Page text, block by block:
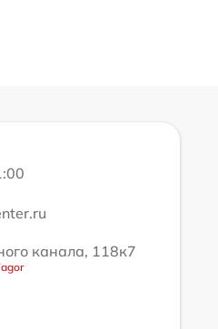
канала, 118к7